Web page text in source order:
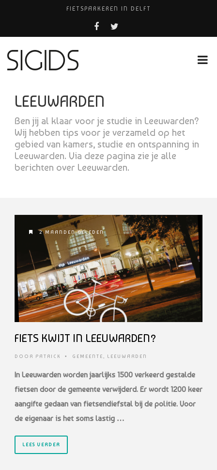
FIETSPARKEREN IN DELFT
PIZZERIA POMPEÏ ￼
COCKTAILS ON THE SPOT!
LEEUWARDEN
Ben jij al klaar voor je studie in Leeuwarden?
Wij hebben tips voor je verzameld op het
gebied van kamers, studie en ontspanning in
Leeuwarden. Via deze pagina zie je alle
berichten over Leeuwarden.
2 MAANDEN GELEDEN
FIETS KWIJT IN LEEUWARDEN?
DOOR PATRICK • GEMEENTE, LEEUWARDEN
In Leeuwarden worden jaarlijks 1500 verkeerd gestalde
fietsen door de gemeente verwijderd. Er wordt 1200 keer
aangifte gedaan van fietsendiefstal bij de politie. Voor
de eigenaar is het soms lastig …
LEES VERDER